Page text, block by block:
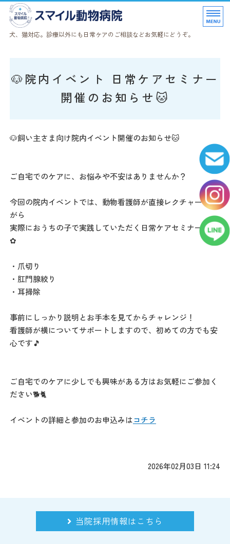
スマイル動物病院｜奈良県
犬、猫対応。診療以外にも日常ケアのご相談などお気軽にどうぞ。
診療科目
はじめての方へ
🐶院内イベント 日常ケアセミナー
開催のお知らせ🐱
🐶飼い主さま向け院内イベント開催のお知らせ🐱
ご自宅でのケアに、お悩みや不安はありませんか？
今回の院内イベントでは、動物看護師が直接レクチャーしな
がら
実際におうちの子で実践していただく日常ケアセミナーです
✿
・爪切り
・肛門腺絞り
・耳掃除
事前にしっかり説明とお手本を見てからチャレンジ！
看護師が横についてサポートしますので、初めての方でも安
心です🎵
ご自宅でのケアに少しでも興味がある方はお気軽にご参加く
ださい🐕🐈
イベントの詳細と参加のお申込みはコチラ
2026年02月03日 11:24
当院採用情報はこちら